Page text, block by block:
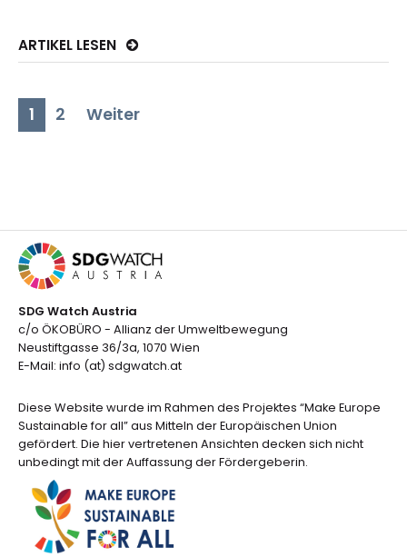
ARTIKEL LESEN
1 (active)
2 Weiter
SDG Watch Austria
c/o ÖKOBÜRO - Allianz der Umweltbewegung
Neustiftgasse 36/3a, 1070 Wien
E-Mail: info (at) sdgwatch.at
Diese Website wurde im Rahmen des Projektes “Make Europe
Sustainable for all” aus Mitteln der Europäischen Union
gefördert. Die hier vertretenen Ansichten decken sich nicht
unbedingt mit der Auffassung der Fördergeberin.